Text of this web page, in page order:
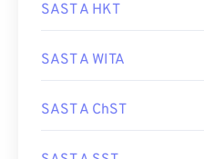
SAST A HKT
SAST A WITA
SAST A ChST